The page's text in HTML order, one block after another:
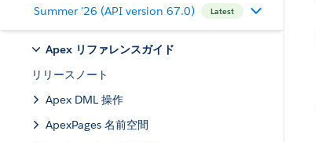
Summer '26 (API version 67.0) Latest
Apex リファレンスガイド
リリースノート
Apex DML 操作
ApexPages 名前空間